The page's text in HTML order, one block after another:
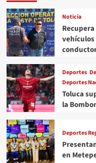
crianza
en
prisión,
es
destino”</
Noticia
vehículos
Deportes
Deportes
Toluca
la
Deportes
en